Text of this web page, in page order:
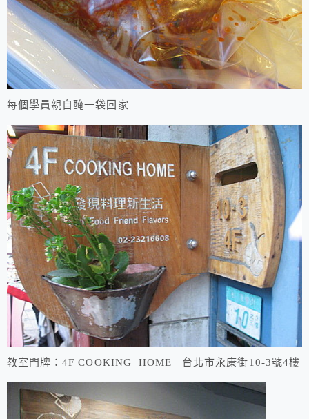
每個學員親自醃一袋回家
教室門牌：4F COOKING HOME 台北市永康街10-3號4樓